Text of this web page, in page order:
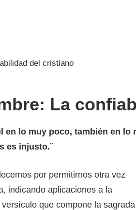
La
en lo muy poco, también en
es injusto.¨
por permitirnos otra vez
indicando aplicaciones a la
que compone la sagrada